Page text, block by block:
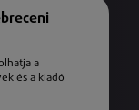
a
és a kiadó